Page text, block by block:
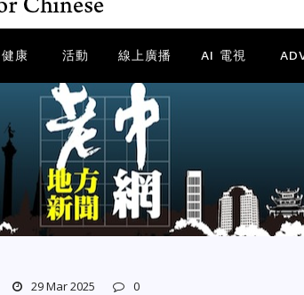
健康 活動 線上廣播 AI 電視
29 Mar 2025 0